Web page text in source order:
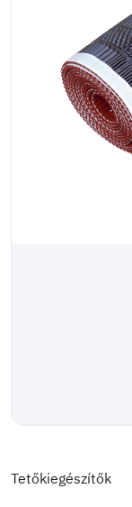
Tetőkiegészítők